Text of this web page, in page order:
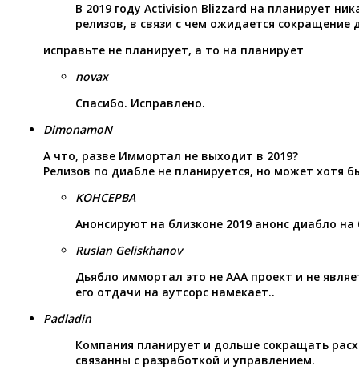
В 2019 году Activision Blizzard на планирует
релизов, в связи с чем ожидается сокращение
исправьте не планирует, а то на планирует
novax
Спасибо. Исправлено.
DimonamoN
А что, разве Иммортал не выходит в 2019?
Релизов по диабле не планируется, но может хотя
KOHCEPBA
Анонсируют на близконе 2019 анонс диабло на
Ruslan Geliskhanov
Дьябло иммортал это не ААА проект и не
его отдачи на аутсорс намекает..
Padladin
Компания планирует и дольше сокращать
связанны с разработкой и управлением.